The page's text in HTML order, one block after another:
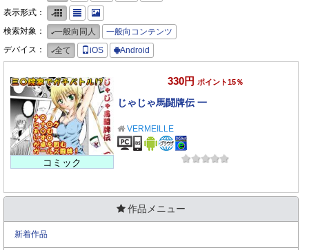
表示形式：
検索対象：
一般向同人
一般向コンテンツ
デバイス：
全て iOS Android
コミック
330円 ポイント15％
じゃじゃ馬闘牌伝 一
VERMEILLE
作品メニュー
新着作品